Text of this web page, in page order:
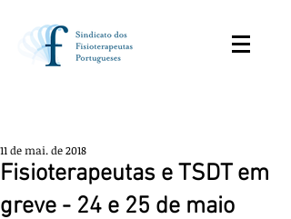
Fisioterapeutas e TSDT em
greve - 24 e 25 de maio
11 de mai. de 2018